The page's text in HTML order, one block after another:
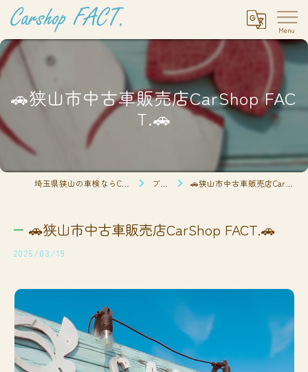
🚗狭山市中古車販売店CarShop FAC
T.🚗
ブログ 🚗狭山市中古車販売店CarShop FACT.🚗
🚗狭山市中古車販売店CarShop FACT.🚗
2025/03/19